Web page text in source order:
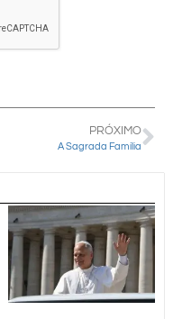
PRÓXIMO
A Sagrada Família